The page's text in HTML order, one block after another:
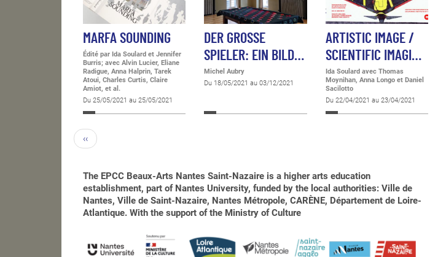
MARFA SOUNDING
Édité par Ida Soulard et Jennifer
Burris; avec Alvin Lucier, Eliane
Radigue, Anna Halprin, Tarek
Atoui, Charles Curtis, Claire
Amiot, et al.
Du 25/05/2021 au 25/05/2021
DER GROSSE
SPIELER: EIN BILD…
Michel Aubry
Du 18/05/2021 au 03/12/2021
ARTISTIC IMAGE /
SCIENTIFIC IMAGI…
Ida Soulard avec Thomas
Moynihan, Anna Longo et Daniel
Sacilotto
Du 22/04/2021 au 23/04/2021
‹‹
The EPCC Beaux-Arts Nantes Saint-Nazaire is a higher arts education
establishment, part of Nantes University, funded by the local authorities: Ville de
Nantes, Ville de Saint-Nazaire, Nantes Métropole, CARÈNE, Département de Loire-
Atlantique. With the support of the Ministry of Culture